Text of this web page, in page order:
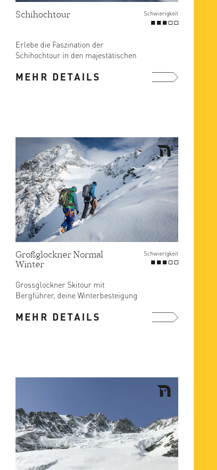
Schihochtour Schwierigkeit
Erlebe die Faszination der
Schihochtour in den majestätischen
uns ...
MEHR DETAILS
Großglockner Normal
Winter
Schwierigkeit
Grossglockner Skitour mit
Bergführer, deine Winterbesteigung
MEHR DETAILS